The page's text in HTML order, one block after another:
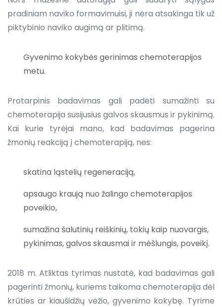
pradiniam naviko formavimuisi, ji nėra atsakinga tik už
piktybinio naviko augimą ar plitimą.
Gyvenimo kokybės gerinimas chemoterapijos
metu.
Protarpinis badavimas gali padėti sumažinti su
chemoterapija susijusius galvos skausmus ir pykinimą.
Kai kurie tyrėjai mano, kad badavimas pagerina
žmonių reakciją į chemoterapiją, nes:
skatina ląstelių regeneraciją,
apsaugo kraują nuo žalingo chemoterapijos
poveikio,
sumažina šalutinių reiškinių, tokių kaip nuovargis,
pykinimas, galvos skausmai ir mėšlungis, poveikį.
2018 m. Atliktas tyrimas nustatė, kad badavimas gali
pagerinti žmonių, kuriems taikoma chemoterapija dėl
krūties ar kiaušidžių vėžio, gyvenimo kokybę. Tyrime